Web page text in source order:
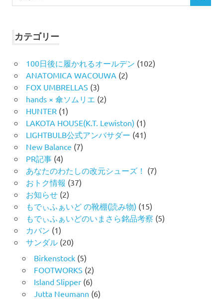
索
カテゴリー
100日後に履かれるオールデン (102)
ANATOMICA WACOUWA (2)
FOX UMBRELLAS (3)
hands × 傘ソムリエ (2)
HUNTER (1)
LAKOTA HOUSE(K.T. Lewiston) (1)
LIGHTBULB公式アンバサダー (41)
New Balance (7)
PR記事(4)
あなたのわたしの改元シューズ！ (7)
おトク情報 (37)
お知らせ(2)
もでぃふぁいど の靴棚(読み物) (15)
もでぃふぁいどのいまさら銘品考察 (5)
カバン (1)
サンダル(20)
Birkenstock(5)
FOOTWORKS (2)
Island Slipper(6)
Jutta Neumann (6)